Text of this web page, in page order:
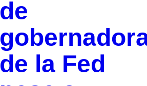
de
de la Fed